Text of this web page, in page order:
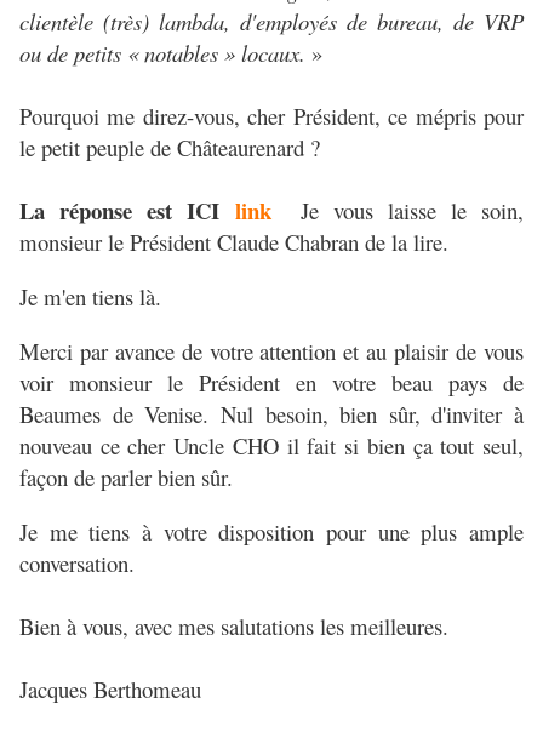
clientèle (très) lambda, d'employés de bureau, de VRP
ou de petits « notables » locaux. »
Pourquoi me direz-vous, cher Président, ce mépris pour
le petit peuple de Châteaurenard ?
La réponse est ICI linkJe vous laisse le soin,
monsieur le Président Claude Chabran de la lire.
Je m'en tiens là.
Merci par avance de votre attention et au plaisir de vous
voir monsieur le Président en votre beau pays de
Beaumes de Venise. Nul besoin, bien sûr, d'inviter à
nouveau ce cher Uncle CHO il fait si bien ça tout seul,
façon de parler bien sûr.
Je me tiens à votre disposition pour une plus ample
conversation.
Bien à vous, avec mes salutations les meilleures.
Jacques Berthomeau